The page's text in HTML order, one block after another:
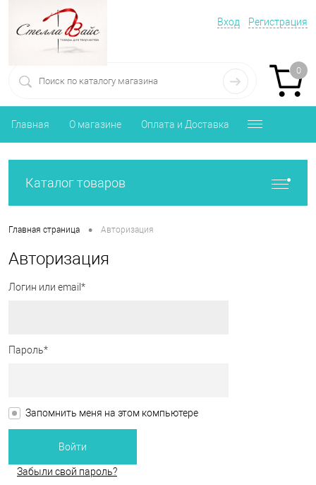
Вход Регистрация
0
Главная О магазине Оплата и Доставка
Каталог товаров
Главная страница • Авторизация
Авторизация
Логин или email*
Пароль*
Запомнить меня на этом компьютере
Забыли свой пароль?